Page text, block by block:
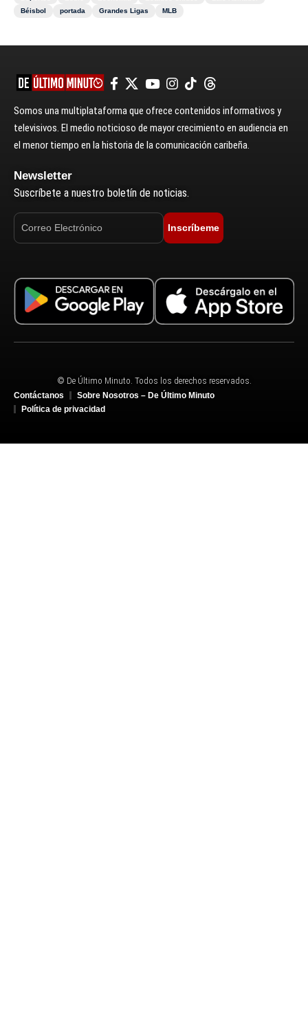
Béisbol
portada Grandes Ligas MLB
Somos una multiplataforma que ofrece contenidos informativos y
televisivos. El medio noticioso de mayor crecimiento en audiencia en
el menor tiempo en la historia de la comunicación caribeña.
Newsletter
Suscríbete a nuestro boletín de noticias.
Inscríbeme
© De Último Minuto. Todos los derechos reservados.
Contáctanos
Sobre Nosotros – De Último Minuto
Política de privacidad